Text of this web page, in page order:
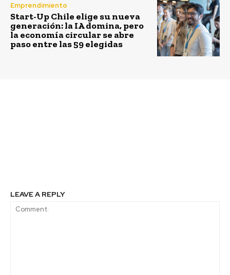
Emprendimiento
Start-Up Chile elige su nueva
generación: la IA domina, pero
la economía circular se abre
paso entre las 59 elegidas
LEAVE A REPLY